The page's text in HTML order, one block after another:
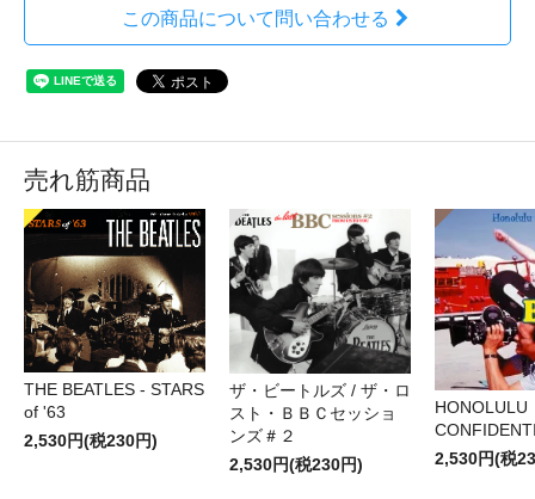
この商品について問い合わせる
売れ筋商品
THE BEATLES - STARS
of '63
2,530円(税230円)
ザ・ビートルズ / ザ・ロ
スト・ＢＢＣセッショ
ンズ＃２
2,530円(税230円)
HONOLULU
2,530円(税